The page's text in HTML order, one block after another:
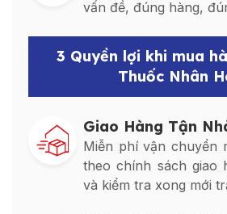
vấn đề, đúng hàng,
3 Quyền lợi khi mua
Thuốc Nhân
Giao Hàng Tận
Miễn phí vận chuyển
theo chính sách giao
và kiểm tra xong mới